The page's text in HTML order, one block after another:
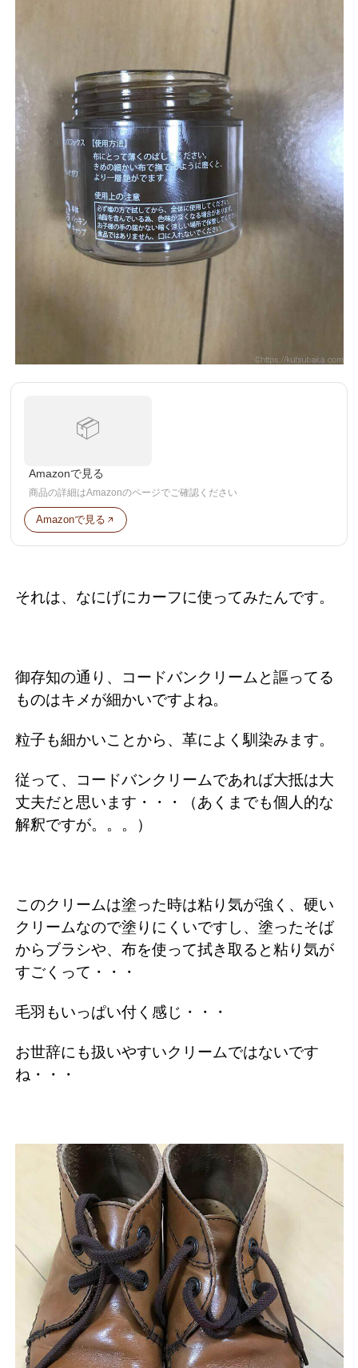
📦
Amazonで見る
商品の詳細はAmazonのページでご確認ください
Amazonで見る
それは、なにげにカーフに使ってみたんです。
御存知の通り、コードバンクリームと謳ってる
ものはキメが細かいですよね。
粒子も細かいことから、革によく馴染みます。
従って、コードバンクリームであれば大抵は大
丈夫だと思います・・・（あくまでも個人的な
解釈ですが。。。）
このクリームは塗った時は粘り気が強く、硬い
クリームなので塗りにくいですし、塗ったそば
からブラシや、布を使って拭き取ると粘り気が
すごくって・・・
毛羽もいっぱい付く感じ・・・
お世辞にも扱いやすいクリームではないです
ね・・・